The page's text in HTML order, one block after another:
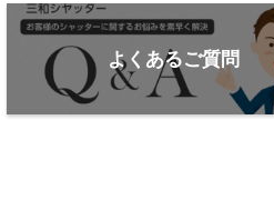
よくあるご質問